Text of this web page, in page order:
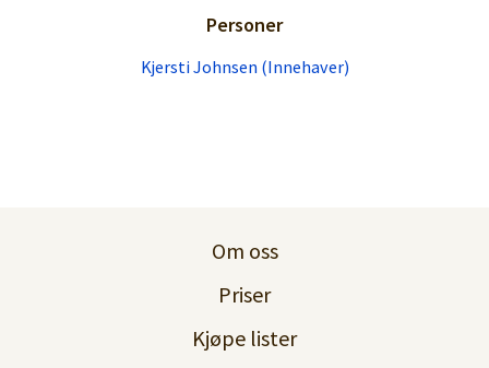
Personer
Kjersti Johnsen (Innehaver)
Om oss
Priser
Kjøpe lister